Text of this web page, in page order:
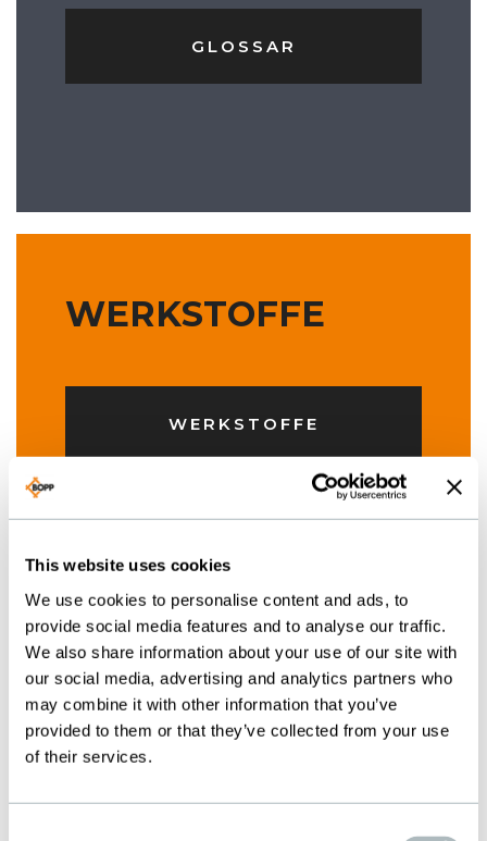
This website uses cookies
We use cookies to personalise content and ads, to
provide social media features and to analyse our traffic.
We also share information about your use of our site with
our social media, advertising and analytics partners who
may combine it with other information that you’ve
provided to them or that they’ve collected from your use
of their services.
GLOSSAR
WERKSTOFFE
WERKSTOFFE
Ein- mehrlagige
Gewebe